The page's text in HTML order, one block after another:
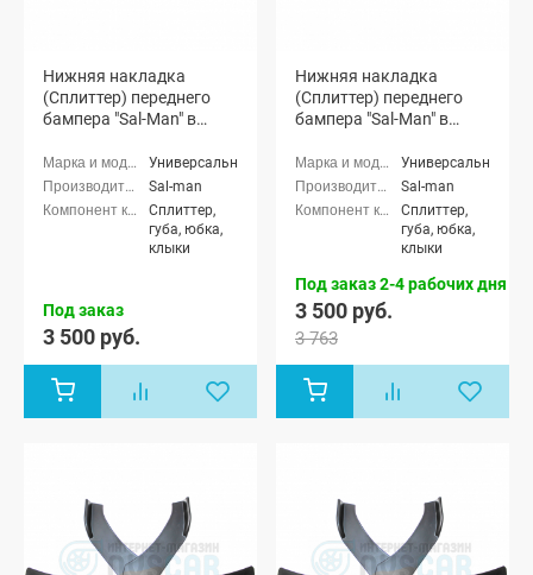
Нижняя накладка
(Сплиттер) переднего
бампера "Sal-Man" в
матовая)
Универсальные
Sal-man
Сплиттер,
губа, юбка,
клыки
Под заказ
3 500 руб.
Нижняя накладка
(Сплиттер) переднего
бампера "Sal-Man" в
Универсальные
Sal-man
Сплиттер,
губа, юбка,
клыки
Под заказ 2-4 рабочих дня
3 500 руб.
3 763